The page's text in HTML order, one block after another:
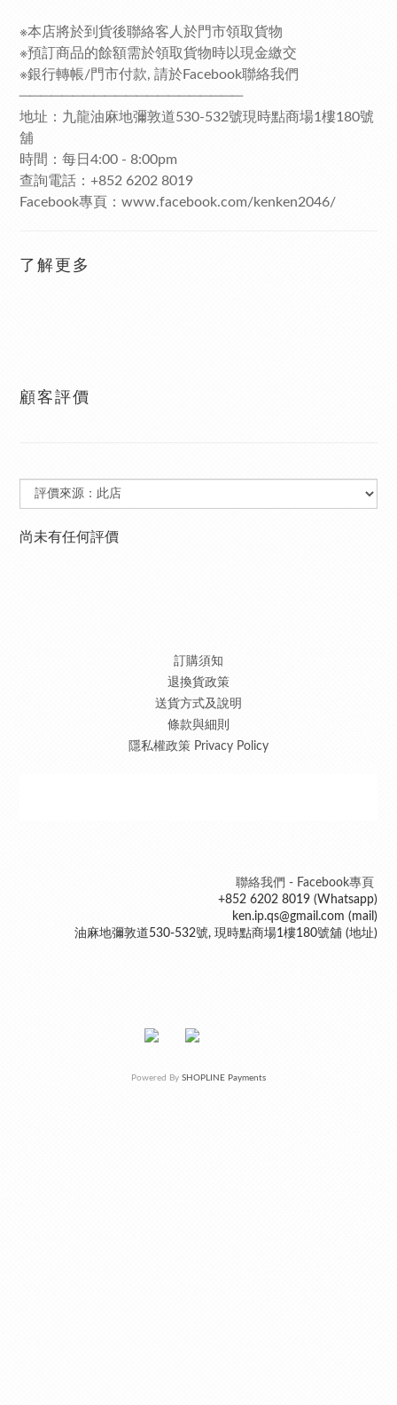
※本店將於到貨後聯絡客人於門市領取貨物
※預訂商品的餘額需於領取貨物時以現金繳交
※銀行轉帳/門市付款, 請於Facebook聯絡我們
─────────────────────
地址：九龍油麻地彌敦道530-532號現時點商場1樓180號
舖
時間：每日4:00 - 8:00pm
查詢電話：+852 6202 8019
Facebook專頁：www.facebook.com/kenken2046/
了解更多
顧客評價
尚未有任何評價
訂購須知
退換貨政策
送貨方式及說明
條款與細則
隱私權政策 Privacy Policy
聯絡我們 - Facebook專頁
+852 6202 8019 (Whatsapp)
ken.ip.qs@gmail.com (mail)
油麻地彌敦道530-532號, 現時點商場1樓180號舖 (地址)
Powered By SHOPLINE Payments